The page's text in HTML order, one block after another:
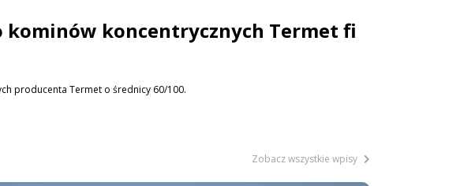
kominów koncentrycznych Termet fi
producenta Termet o średnicy 60/100.
Zobacz wszystkie wpisy